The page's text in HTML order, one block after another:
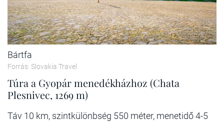
Bártfa
Forrás: Slovakia Travel
Túra a Gyopár menedékházhoz (Chata
Plesnivec, 1269 m)
Táv 10 km, szintkülönbség 550 méter, menetidő 4-5